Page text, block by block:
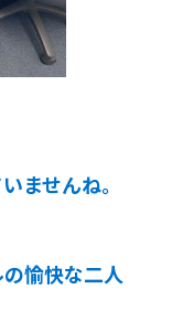
ませんね。
愉快な二人